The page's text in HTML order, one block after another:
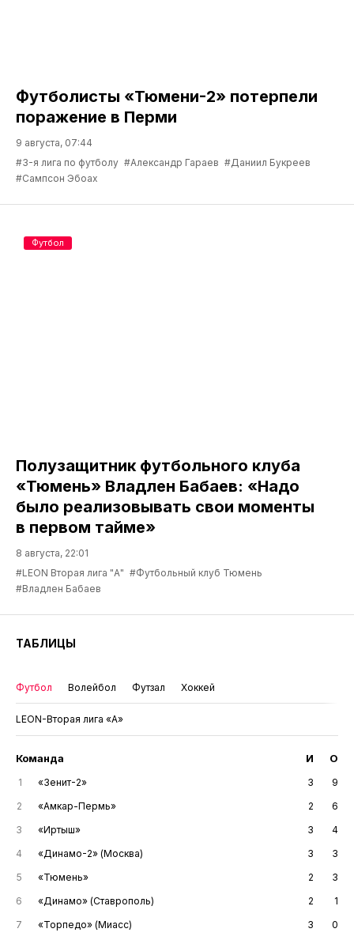
Футболисты «Тюмени-2» потерпели
поражение в Перми
9 августа, 07:44
#3-я лига по футболу #Александр Гараев #Даниил Букреев
#Сампсон Эбоах
Полузащитник футбольного клуба
«Тюмень» Владлен Бабаев: «Надо
было реализовывать свои моменты
в первом тайме»
8 августа, 22:01
#LEON Вторая лига "А" #Футбольный клуб Тюмень
#Владлен Бабаев
Футбол
ТАБЛИЦЫ
Футбол Волейбол Футзал Хоккей
LEON-Вторая лига «А»
Команда И О
1 «Зенит-2» 3
9
2
«Амкар-Пермь» 2
6
3
«Иртыш» 3
4
4
«Динамо-2» (Москва) 3
3
5
«Тюмень» 2
3
6
«Динамо» (Ставрополь) 2
1
7
«Торпедо» (Миасс) 3 0